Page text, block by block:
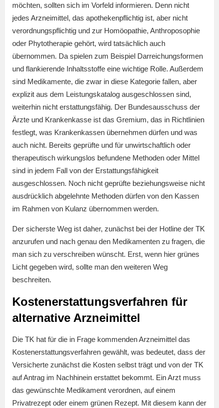
möchten, sollten sich im Vorfeld informieren. Denn nicht
jedes Arzneimittel, das apothekenpflichtig ist, aber nicht
verordnungspflichtig und zur Homöopathie, Anthroposophie
oder Phytotherapie gehört, wird tatsächlich auch
übernommen. Da spielen zum Beispiel Darreichungsformen
und flankierende Inhaltsstoffe eine wichtige Rolle. Außerdem
sind Medikamente, die zwar in diese Kategorie fallen, aber
explizit aus dem Leistungskatalog ausgeschlossen sind,
weiterhin nicht erstattungsfähig. Der Bundesausschuss der
Ärzte und Krankenkasse ist das Gremium, das in Richtlinien
festlegt, was Krankenkassen übernehmen dürfen und was
auch nicht. Bereits geprüfte und für unwirtschaftlich oder
therapeutisch wirkungslos befundene Methoden oder Mittel
sind in jedem Fall von der Erstattungsfähigkeit
ausgeschlossen. Noch nicht geprüfte beziehungsweise nicht
ausdrücklich abgelehnte Methoden dürfen von den Kassen
im Rahmen von Kulanz übernommen werden.
Der sicherste Weg ist daher, zunächst bei der Hotline der TK
anzurufen und nach genau den Medikamenten zu fragen, die
man sich zu verschreiben wünscht. Erst, wenn hier grünes
Licht gegeben wird, sollte man den weiteren Weg
beschreiten.
Kostenerstattungsverfahren für
alternative Arzneimittel
Die TK hat für die in Frage kommenden Arzneimittel das
Kostenerstattungsverfahren gewählt, was bedeutet, dass der
Versicherte zunächst die Kosten selbst trägt und von der TK
auf Antrag im Nachhinein erstattet bekommt. Ein Arzt muss
das gewünschte Medikament verordnen, auf einem
Privatrezept oder einem grünen Rezept. Mit diesem kann der